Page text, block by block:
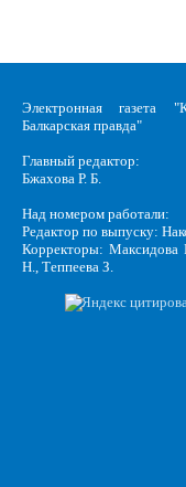
Электронная газета
Балкарская правда"
Главный редактор:
Бжахова Р. Б.
Над номером работали:
Редактор по выпуску:
Корректоры: Максидова
Н., Теппеева З.